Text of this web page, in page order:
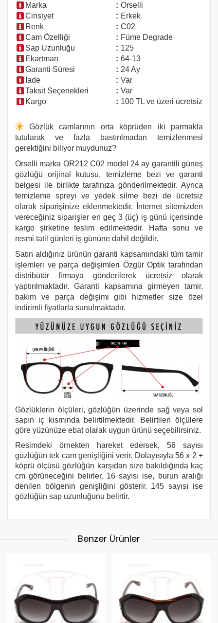
Marka
: Orselli
Cinsiyet
: Erkek
Renk
: C02
Cam Özelliği
: Füme Degrade
Sap Uzunluğu
: 125
Ekartman
: 64-13
Garanti Süresi
: 24 Ay
İade
: Var
Taksit Seçenekleri
: Var
Kargo
: 100 TL ve üzeri ücretsiz
Gözlük camlarının orta köprüden iki parmakla
tutularak ve fazla bastırılmadan temizlenmesi
gerektiğini biliyor muydunuz?
Orselli marka OR212C02 model 24 ay garantili güneş
gözlüğü orijinal kutusu, temizleme bezi ve garanti
belgesi ile birlikte tarafınıza gönderilmektedir. Ayrıca
temizleme spreyi ve yedek silme bezi de ücretsiz
olarak siparişinize eklenmektedir. İnternet sitemizden
vereceğiniz siparişler en geç 3 (üç) iş günü içerisinde
kargo şirketine teslim edilmektedir. Hafta sonu ve
resmi tatil günleri iş gününe dahil değildir.
Satın aldığınız ürünün garanti kapsamındaki tüm tamir
işlemleri ve parça değişimleri Özgür Optik tarafından
distribütör firmaya gönderilerek ücretsiz olarak
yaptırılmaktadır. Garanti kapsamına girmeyen tamir,
bakım ve parça değişimi gibi hizmetler size özel
indirimli fiyatlarla sunulmaktadır.
Gözlüklerin ölçüleri, gözlüğün üzerinde sağ veya sol
sapın iç kısmında belirtilmektedir. Belirtilen ölçülere
göre yüzünüze ebat olarak uygun ürünü seçebilirsiniz.
Resimdeki örnekten hareket edersek, 56 sayısı
gözlüğün tek cam genişliğini verir. Dolayısıyla 56 x 2 +
köprü ölçüsü gözlüğün karşıdan size bakıldığında kaç
cm görüneceğini belirler. 16 sayısı ise, burun aralığı
denilen bölgenin genişliğini gösterir. 145 sayısı ise
gözlüğün sap uzunluğunu belirtir.
Benzer Ürünler